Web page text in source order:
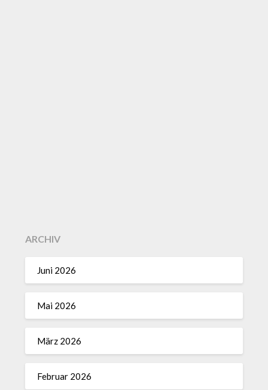
ARCHIV
Juni 2026
Mai 2026
März 2026
Februar 2026